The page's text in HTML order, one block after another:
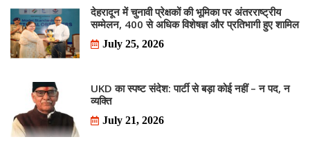
देहरादून में चुनावी प्रेक्षकों की भूमिका पर अंतरराष्ट्रीय
सम्मेलन, 400 से अधिक विशेषज्ञ और प्रतिभागी हुए शामिल
July 25, 2026
UKD का स्पष्ट संदेश: पार्टी से बड़ा कोई नहीं – न पद, न
व्यक्ति
July 21, 2026